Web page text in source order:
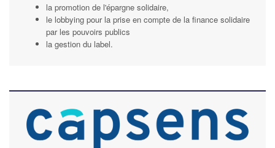
la promotion de l'épargne solidaire,
le lobbying pour la prise en compte de la finance solidaire
par les pouvoirs publics
la gestion du label.